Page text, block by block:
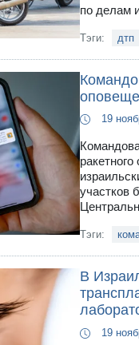
по делам
Тэги: дтп
19
участков
Тэги:
В
19